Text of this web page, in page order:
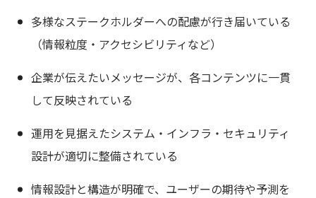
多様なステークホルダーへの配慮が行き届いている
（情報粒度・アクセシビリティなど）
企業が伝えたいメッセージが、各コンテンツに一貫
して反映されている
運用を見据えたシステム・インフラ・セキュリティ
設計が適切に整備されている
情報設計と構造が明確で、ユーザーの期待や予測を